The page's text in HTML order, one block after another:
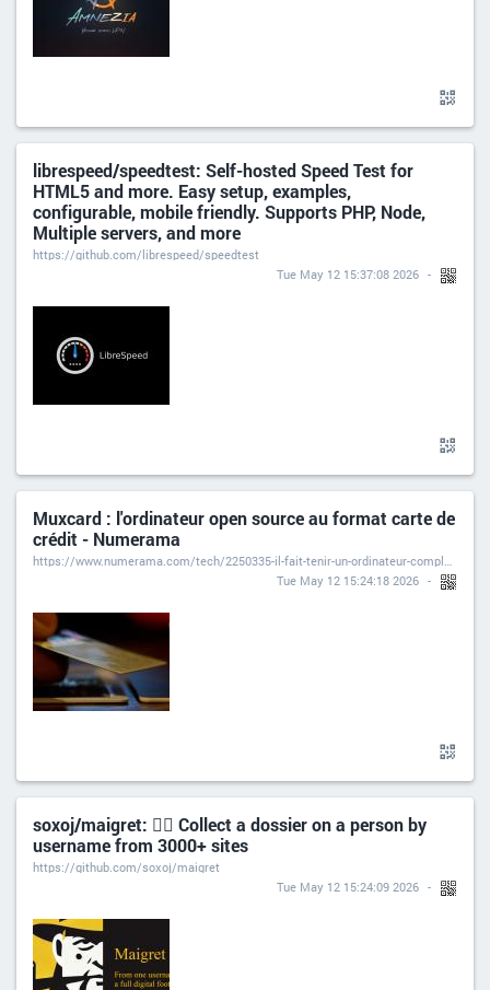
librespeed/speedtest: Self-hosted Speed Test for
HTML5 and more. Easy setup, examples,
configurable, mobile friendly. Supports PHP, Node,
Multiple servers, and more
https://github.com/librespeed/speedtest
Tue May 12 15:37:08 2026
Muxcard : l'ordinateur open source au format carte de
crédit - Numerama
https://www.numerama.com/tech/2250335-il-fait-tenir-un-ordinateur-complet-dans-une-carte-de-credit-de-1-mm.html
Tue May 12 15:24:18 2026
soxoj/maigret: 🕵️‍♂️ Collect a dossier on a person by
username from 3000+ sites
https://github.com/soxoj/maigret
Tue May 12 15:24:09 2026